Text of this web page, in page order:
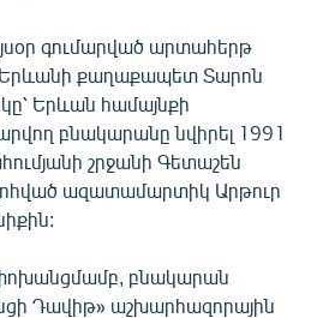
գումարված արտահերթ
Երևանի քաղաքապետ Տարոն
Երևան համայնքի
բնակարանը նվիրել 1991
շրջանի Գետաշեն
ազատամարտիկ Արթուր
բնակարան
Դավիթ» աշխարհազորային